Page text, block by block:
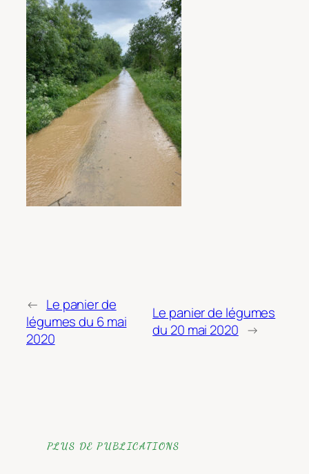
← Le panier de
légumes du 6 mai
2020
Le panier de légumes
du 20 mai 2020 →
PLUS DE PUBLICATIONS